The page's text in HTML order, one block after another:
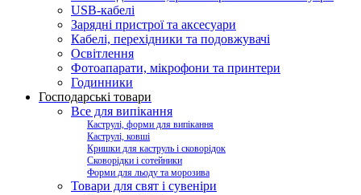
USB-кабелі
Зарядні пристрої та аксесуари
Кабелі, перехідники та подовжувачі
Освітлення
Фотоапарати, мікрофони та принтери
Годинники
Господарські товари
Все для випікання
Каструлі, форми для випікання
Каструлі, ковші
Кришки для каструль і сковорідок
Сковорідки і сотейники
Форми для льоду та морозива
Товари для свят і сувеніри